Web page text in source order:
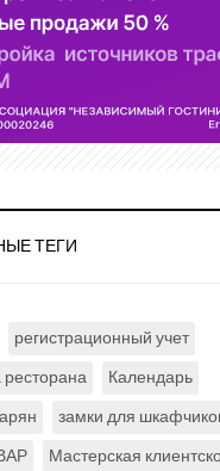
ТЕГИ
регистрационный учет
Календарь
замки для
Мастерская